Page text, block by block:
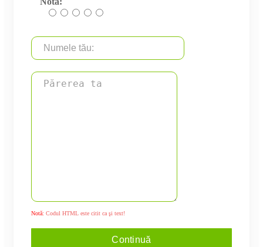
Notă: Codul HTML este citit ca şi text!
Continuă